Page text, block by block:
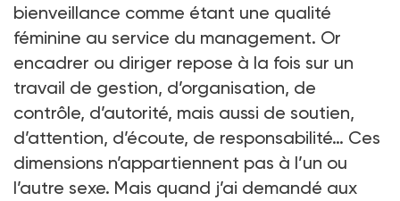
bienveillance comme étant une qualité
féminine au service du management. Or
encadrer ou diriger repose à la fois sur un
travail de gestion, d’organisation, de
contrôle, d’autorité, mais aussi de soutien,
d’attention, d’écoute, de responsabilité… Ces
dimensions n’appartiennent pas à l’un ou
l’autre sexe. Mais quand j’ai demandé aux